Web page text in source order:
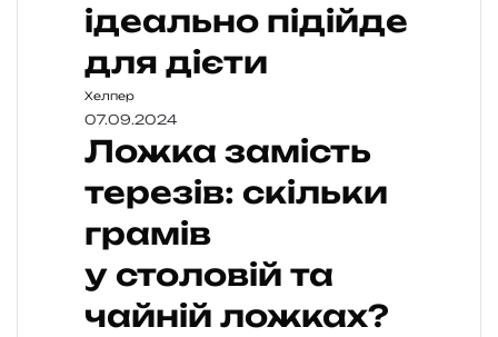
ідеально підійде
для дієти
Хелпер
07.09.2024
Ложка замість
терезів: скільки
грамів
у столовій та
чайній ложках?